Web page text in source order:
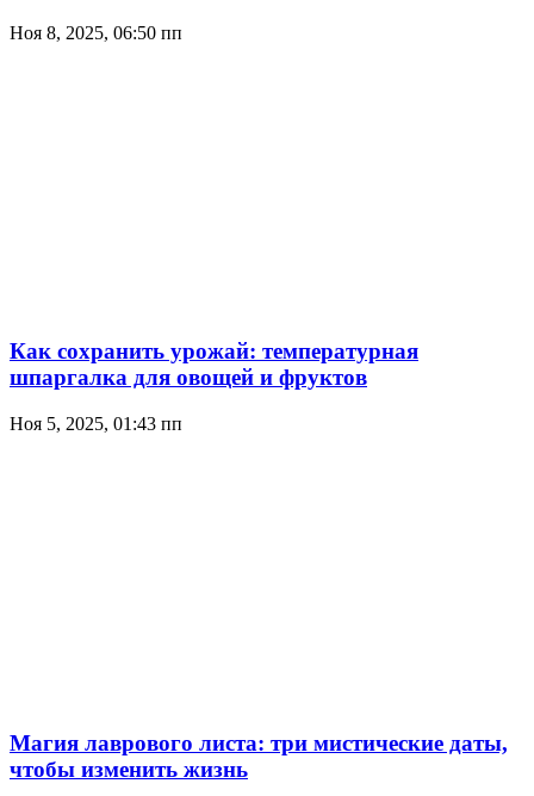
Ноя 8, 2025, 06:50 пп
Как сохранить урожай: температурная
шпаргалка для овощей и фруктов
Ноя 5, 2025, 01:43 пп
Магия лаврового листа: три мистические даты,
чтобы изменить жизнь